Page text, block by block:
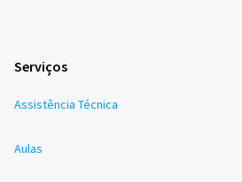
Serviços
Assistência Técnica
Aulas